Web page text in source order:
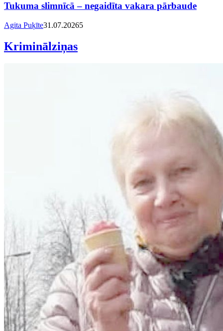
Tukuma slimnīcā – negaidīta vakara pārbaude
Agita Puķīte31.07.20265
Kriminālziņas